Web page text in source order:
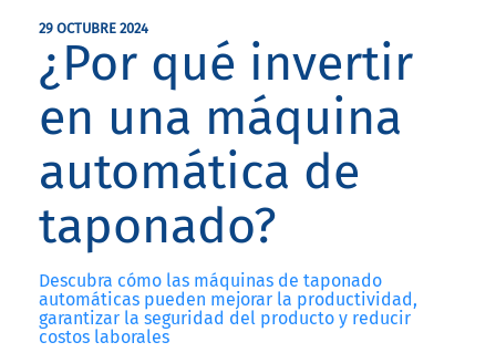
29 OCTUBRE 2024
¿Por qué invertir
en una máquina
automática de
taponado?
Descubra cómo las máquinas de taponado
automáticas pueden mejorar la productividad,
garantizar la seguridad del producto y reducir
costos laborales